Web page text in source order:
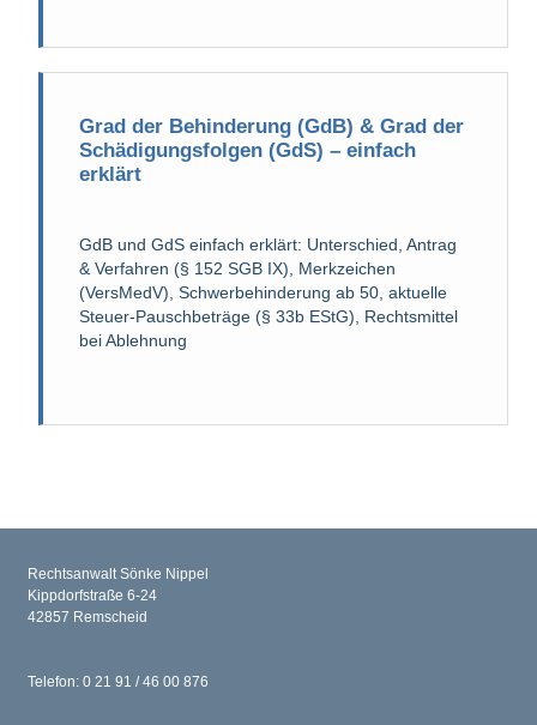
Grad der Behinderung (GdB) & Grad der
Schädigungsfolgen (GdS) – einfach
erklärt
GdB und GdS einfach erklärt: Unterschied, Antrag
& Verfahren (§ 152 SGB IX), Merkzeichen
(VersMedV), Schwerbehinderung ab 50, aktuelle
Steuer-Pauschbeträge (§ 33b EStG), Rechtsmittel
bei Ablehnung
Rechtsanwalt Sönke Nippel
Kippdorfstraße 6-24
42857 Remscheid
Telefon: 0 21 91 / 46 00 876